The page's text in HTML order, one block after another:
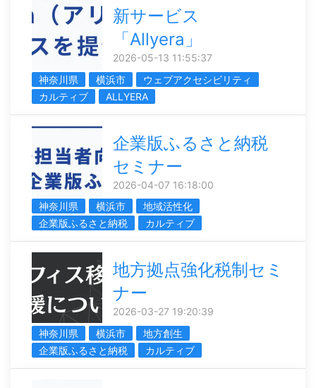
新サービス
「Allyera」
2026-05-13 11:55:37
神奈川県
横浜市
ウェブアクセシビリティ
カルティブ
ALLYERA
企業版ふるさと納税
セミナー
2026-04-07 16:18:00
神奈川県
横浜市
地域活性化
企業版ふるさと納税
カルティブ
地方拠点強化税制セミ
ナー
2026-03-27 19:20:39
神奈川県
横浜市
地方創生
企業版ふるさと納税
カルティブ